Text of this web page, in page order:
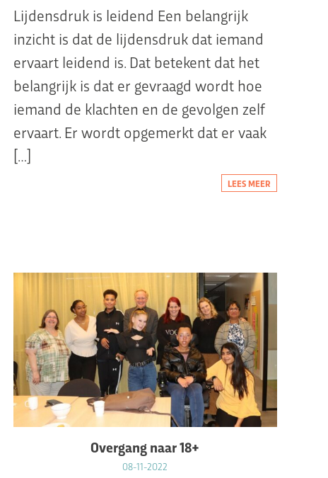
Lijdensdruk is leidend Een belangrijk
inzicht is dat de lijdensdruk dat iemand
ervaart leidend is. Dat betekent dat het
belangrijk is dat er gevraagd wordt hoe
iemand de klachten en de gevolgen zelf
ervaart. Er wordt opgemerkt dat er vaak
[…]
LEES MEER
Overgang naar 18+
08-11-2022